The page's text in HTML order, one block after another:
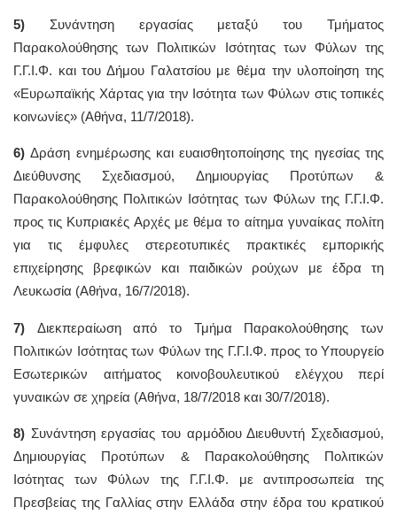
5) Συνάντηση εργασίας μεταξύ του
Τμήματος
Παρακολούθησης των Πολιτικών Ισότητας των Φύλων της
Γ.Γ.Ι.Φ. και του Δήμου Γαλατσίου με θέμα την υλοποίηση της
«Ευρωπαϊκής Χάρτας για την Ισότητα των Φύλων στις τοπικές
κοινωνίες» (Αθήνα, 11/7/2018).
6) Δράση ενημέρωσης και ευαισθητοποίησης της ηγεσίας της
Διεύθυνσης Σχεδιασμού, Δημιουργίας Προτύπων &
Παρακολούθησης Πολιτικών Ισότητας των Φύλων της Γ.Γ.Ι.Φ.
προς τις Κυπριακές Αρχές με θέμα το αίτημα γυναίκας πολίτη
για τις έμφυλες στερεοτυπικές πρακτικές εμπορικής
επιχείρησης βρεφικών και παιδικών ρούχων με έδρα τη
Λευκωσία (Αθήνα, 16/7/2018).
7) Διεκπεραίωση από το Τμήμα Παρακολούθησης των
Πολιτικών Ισότητας των Φύλων της Γ.Γ.Ι.Φ. προς το Υπουργείο
Εσωτερικών αιτήματος κοινοβουλευτικού ελέγχου περί
γυναικών σε χηρεία (Αθήνα, 18/7/2018 και 30/7/2018).
8) Συνάντηση εργασίας του αρμόδιου Διευθυντή Σχεδιασμού,
Δημιουργίας Προτύπων & Παρακολούθησης Πολιτικών
Ισότητας των Φύλων της Γ.Γ.Ι.Φ. με αντιπροσωπεία της
Πρεσβείας της Γαλλίας στην Ελλάδα στην έδρα του κρατικού